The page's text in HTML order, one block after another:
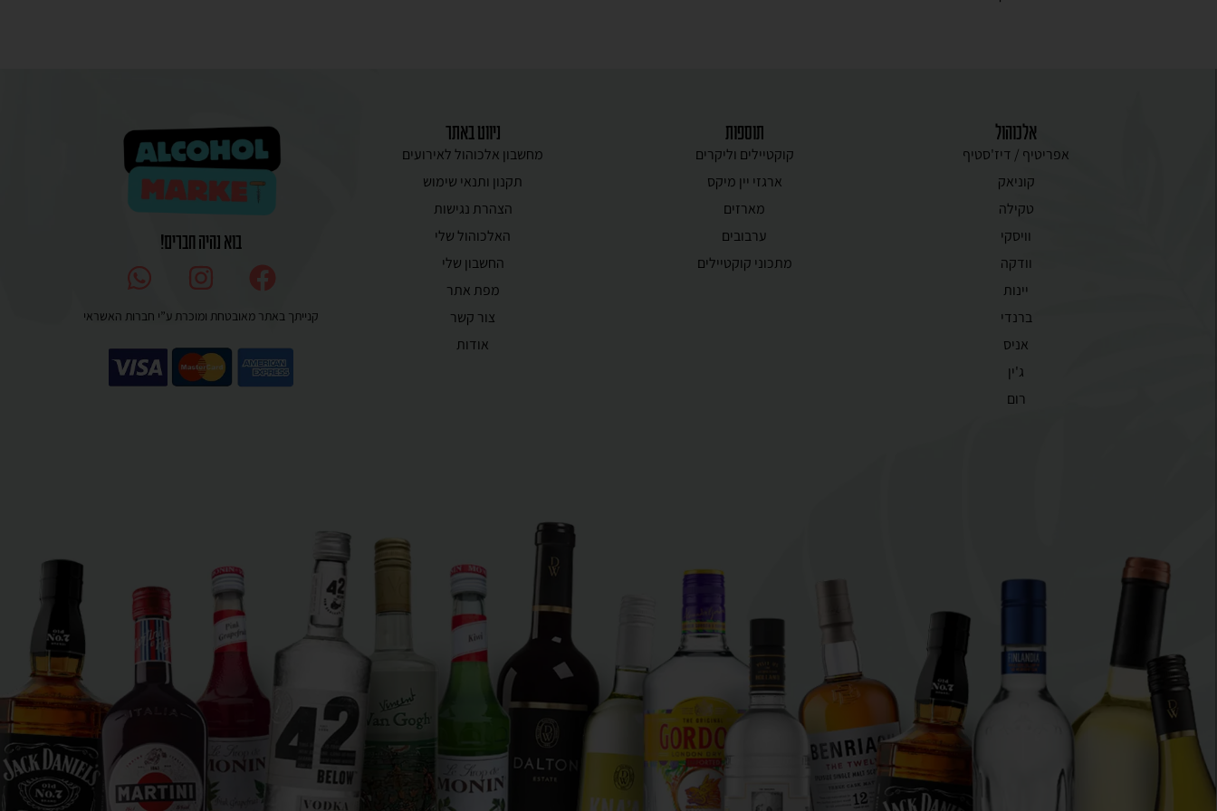
אלכוהול
אפריטיף / דיז'סטיף
קוניאק
טקילה
וויסקי
וודקה
יינות
ברנדי
אניס
ג'ין
רום
תוספות
קוקטיילים וליקרים
ארגזי יין מיקס
מארזים
ערבובים
מתכוני קוקטיילים
ניווט באתר
מחשבון אלכוהול לאירועים
תקנון ותנאי שימוש
הצהרת נגישות
האלכוהול שלי
החשבון שלי
מפת אתר
צור קשר
אודות
בוא נהיה חברים!
קנייתך באתר מאובטחת ומוכרת ע”י חברות האשראי